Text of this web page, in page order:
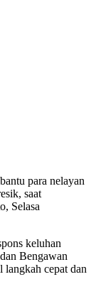
para nelayan
saat
Selasa
keluhan
Bengawan
cepat dan